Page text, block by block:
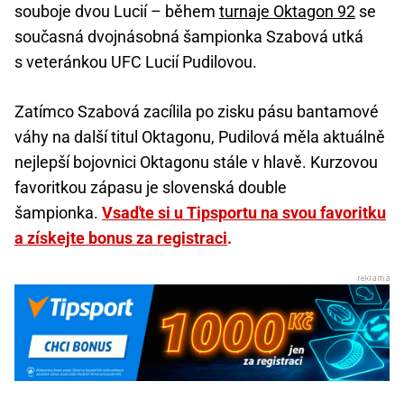
souboje dvou Lucií – během turnaje Oktagon 92 se
současná dvojnásobná šampionka Szabová utká
s veteránkou UFC Lucií Pudilovou.
Zatímco Szabová zacílila po zisku pásu bantamové
váhy na další titul Oktagonu, Pudilová měla aktuálně
nejlepší bojovnici Oktagonu stále v hlavě. Kurzovou
favoritkou zápasu je slovenská double
šampionka. Vsaďte si u Tipsportu na svou favoritku
a získejte bonus za registraci.